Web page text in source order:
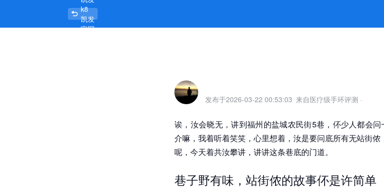
盐城农民街5巷现在还有站街的吗，巷里巷外有故事 -k8凯发官网
k8
凯发
官网
发布于2026-03-22 00:53:03 来自医疗级手环评测 ·
诶，汝会晓无，讲到福州的盐城农民街5巷，伓少人都会问
介嘛，我着听着笑笑，心里想着，汝是要问底所有无站街
呢，今天着共汝攀讲，讲讲这条巷底的门道。
巷子野有味，站街侬的故事伓是许简单